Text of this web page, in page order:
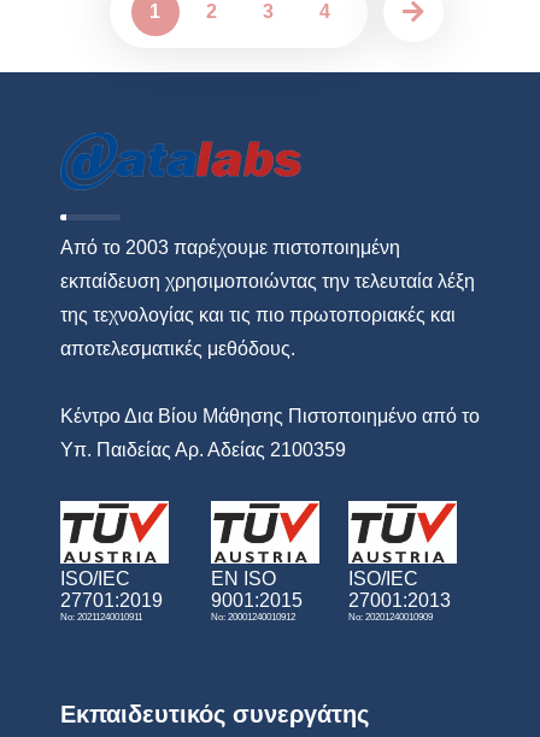
1 2 3 4
Από το 2003 παρέχουμε πιστοποιημένη
εκπαίδευση χρησιμοποιώντας την τελευταία λέξη
της τεχνολογίας και τις πιο πρωτοποριακές και
αποτελεσματικές μεθόδους.
Κέντρο Δια Βίου Μάθησης Πιστοποιημένο από το
Υπ. Παιδείας Αρ. Αδείας 2100359
ISO/IEC
27701:2019
No: 20211240010911
EN ISO
9001:2015
No: 20001240010912
ISO/IEC
27001:2013
No: 20201240010909
Εκπαιδευτικός συνεργάτης